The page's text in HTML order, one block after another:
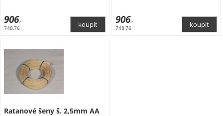
906,-
748,76
906,-
748,76
Ratanové šeny š. 2,5mm AA